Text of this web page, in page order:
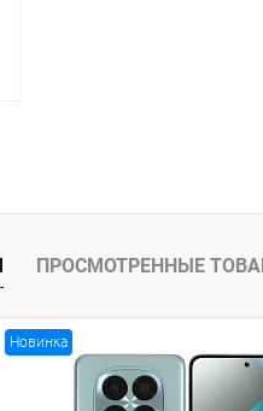
ПРОСМОТРЕННЫЕ
Новинка